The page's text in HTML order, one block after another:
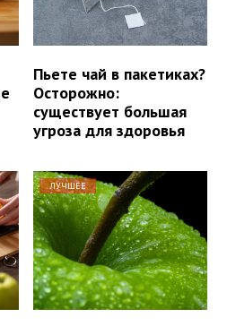
Пьете чай в пакетиках?
Осторожно:
существует большая
угроза для здоровья
ЛУЧШЕЕ